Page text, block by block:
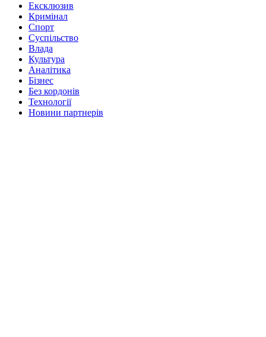
Ексклюзив
Кримінал
Спорт
Суспільство
Влада
Культура
Аналітика
Бізнес
Без кордонів
Технології
Новини партнерів